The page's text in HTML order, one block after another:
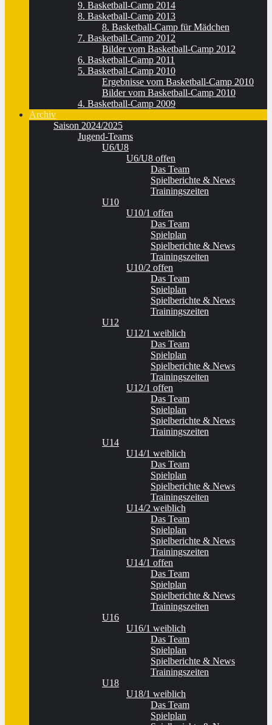
9. Basketball-Camp 2014
8. Basketball-Camp 2013
8. Basketball-Camp für Mädchen
7. Basketball-Camp 2012
Bilder vom Basketball-Camp 2012
6. Basketball-Camp 2011
5. Basketball-Camp 2010
Ergebnisse vom Basketball-Camp 2010
Bilder vom Basketball-Camp 2010
4. Basketball-Camp 2009
Archiv
Saison 2024/2025
Jugend-Teams
U6/U8
U6/U8 offen
Das Team
Spielberichte & News
Trainingszeiten
U10
U10/1 offen
Das Team
Spielplan
Spielberichte & News
Trainingszeiten
U10/2 offen
Das Team
Spielplan
Spielberichte & News
Trainingszeiten
U12
U12/1 weiblich
Das Team
Spielplan
Spielberichte & News
Trainingszeiten
U12/1 offen
Das Team
Spielplan
Spielberichte & News
Trainingszeiten
U14
U14/1 weiblich
Das Team
Spielplan
Spielberichte & News
Trainingszeiten
U14/2 weiblich
Das Team
Spielplan
Spielberichte & News
Trainingszeiten
U14/1 offen
Das Team
Spielplan
Spielberichte & News
Trainingszeiten
U16
U16/1 weiblich
Das Team
Spielplan
Spielberichte & News
Trainingszeiten
U18
U18/1 weiblich
Das Team
Spielplan